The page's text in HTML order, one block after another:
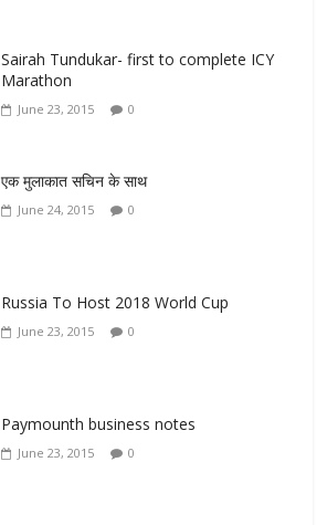
Sairah Tundukar- first to complete ICY
Marathon
June 23, 2015 0
एक मुलाकात सचिन के साथ
June 24, 2015 0
Russia To Host 2018 World Cup
June 23, 2015 0
Paymounth business notes
June 23, 2015 0